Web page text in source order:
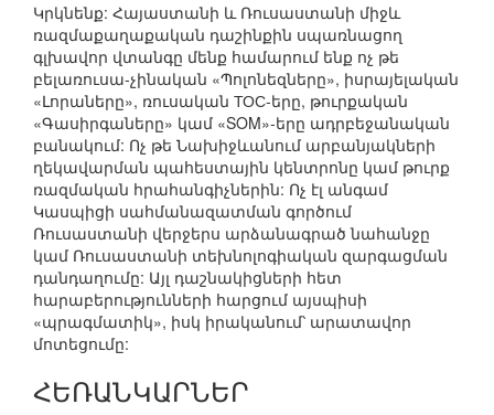
Կրկնենք: Հայաստանի և Ռուսաստանի միջև
ռազմաքաղաքական դաշինքին սպառնացող
գլխավոր վտանգը մենք համարում ենք ոչ թե
բելառուսա-չինական «Պոլոնեզները», իսրայելական
«Լորաները», ռուսական ТОС-երը, թուրքական
«Գասիրգաները» կամ «SOM»-երը ադրբեջանական
բանակում: Ոչ թե Նախիջևանում արբանյակների
ղեկավարման պահեստային կենտրոնը կամ թուրք
ռազմական հրահանգիչներին: Ոչ էլ անգամ
Կասպիցի սահմանազատման գործում
Ռուսաստանի վերջերս արձանագրած նահանջը
կամ Ռուսաստանի տեխնոլոգիական զարգացման
դանդաղումը: Այլ դաշնակիցների հետ
հարաբերությունների հարցում այսպիսի
«պրագմատիկ», իսկ իրականում՝ արատավոր
մոտեցումը:
ՀԵՌԱՆԿԱՐՆԵՐ